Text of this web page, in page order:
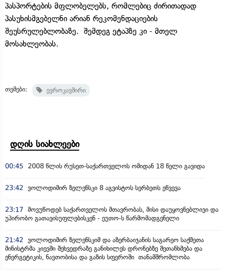
პასპორტების მფლობელებს, რომლებიც ძირითადად
პასუხისმგებელნი არიან რეკომენდაციების
შეუსრულებლობაზე. შემდეგ ეტაპზე კი - მთელ
მოსახლეობას.
თემები: ევროკავშირი
დღის სიახლეები
00:45 2008 წლის რუსეთ-საქართველოს ომიდან 18 წელი გავიდა
23:42 ვოლოდიმირ ზელენსკი 8 აგვისტოს სერბეთს ეწვევა
23:17 მოვუწოდებ საქართველოს მთავრობას, მისი დაუყოვნებლივი და
უპირობო გათავისუფლებისკენ - ეუთო-ს წარმომადგენელი
21:42
ვოლოდიმირ ზელენსკიმ და აზერბაიჯანის საგარეო საქმეთა
მინისტრმა კიევში შეხვედრაზე განიხილეს დრონებზე შეთანხმება და
ენერგეტიკის, ნავთობისა და გაზის სფეროში თანამშრომლობა